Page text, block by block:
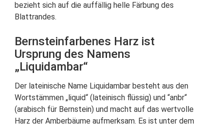
bezieht sich auf die auffällig helle Färbung des
Blattrandes.
Bernsteinfarbenes Harz ist
Ursprung des Namens
„Liquidambar“
Der lateinische Name Liquidambar besteht aus den
Wortstämmen „liquid“ (lateinisch flüssig) und “anbr“
(arabisch für Bernstein) und macht auf das wertvolle
Harz der Amberbäume aufmerksam. Es ist unter dem